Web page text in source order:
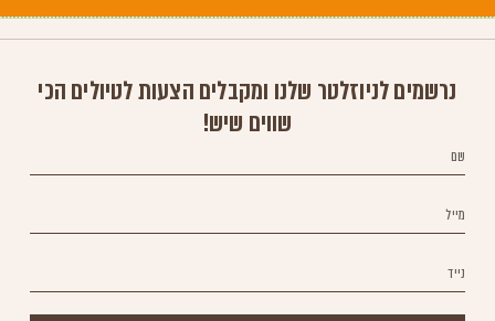
נרשמים לניוזלטר שלנו ומקבלים הצעות לטיולים הכי
שווים שיש!